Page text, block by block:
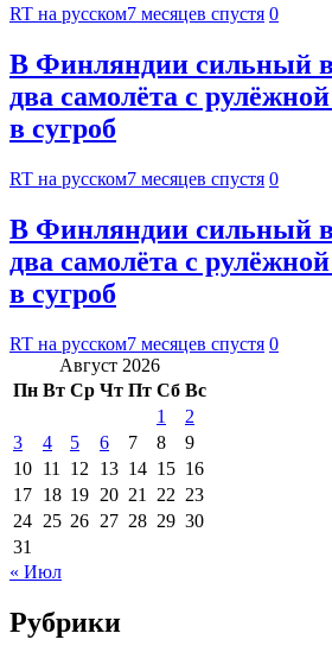
RT на русском7 месяцев спустя 0
В Финляндии сильный
два самолёта с
в сугроб
RT на русском7 месяцев спустя 0
В Финляндии сильный
два самолёта с
в сугроб
RT на русском7 месяцев спустя 0
Август 2026
Пн Вт Ср Чт Пт Сб Вс
1
2
3
4 5 6 7 8
9
10 11 12 13 14 15 16
17 18 19 20 21 22 23
24 25 26 27 28 29 30
31
« Июл
Рубрики